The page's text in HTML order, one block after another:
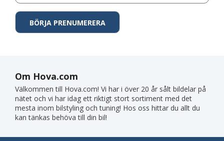
Om Hova.com
Välkommen till Hova.com! Vi har i över 20 år sålt bildelar på
nätet och vi har idag ett riktigt stort sortiment med det
mesta inom bilstyling och tuning! Hos oss hittar du allt du
kan tänkas behöva till din bil!